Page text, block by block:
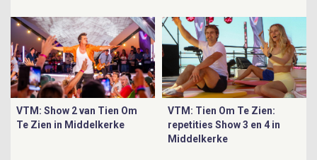
VTM: Show 2 van Tien Om
Te Zien in Middelkerke
VTM: Tien Om Te Zien:
repetities Show 3 en 4 in
Middelkerke